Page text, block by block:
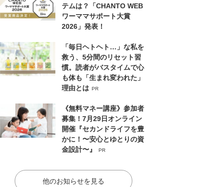
テムは？「CHANTO WEB
ワーママサポート大賞
2026」発表！
「毎日ヘトヘト…」な私を
救う、5分間のリセット習
慣。読者がバスタイムで心
も体も「生まれ変われた」
理由とは PR
《無料マネー講座》参加者
募集！7月29日オンライン
開催『セカンドライフを豊
かに！〜安心とゆとりの資
金設計〜』
PR
他のお知らせを見る